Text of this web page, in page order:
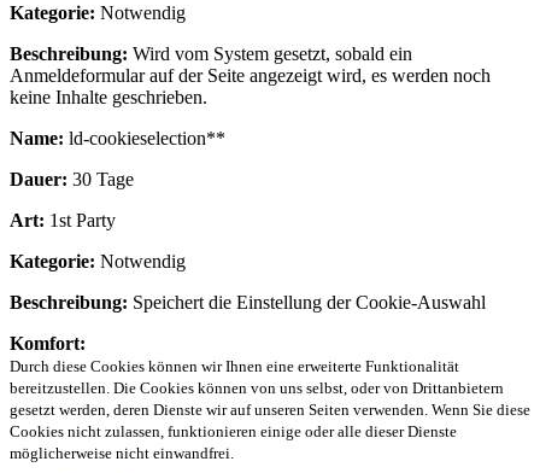
Kategorie: Notwendig
Beschreibung: Wird vom System gesetzt, sobald ein
Anmeldeformular auf der Seite angezeigt wird, es werden noch
keine Inhalte geschrieben.
Name: ld-cookieselection**
Dauer: 30 Tage
Art: 1st Party
Kategorie: Notwendig
Beschreibung: Speichert die Einstellung der Cookie-Auswahl
Komfort:
Durch diese Cookies können wir Ihnen eine erweiterte Funktionalität
bereitzustellen. Die Cookies können von uns selbst, oder von Drittanbietern
gesetzt werden, deren Dienste wir auf unseren Seiten verwenden. Wenn Sie diese
Cookies nicht zulassen, funktionieren einige oder alle dieser Dienste
möglicherweise nicht einwandfrei.